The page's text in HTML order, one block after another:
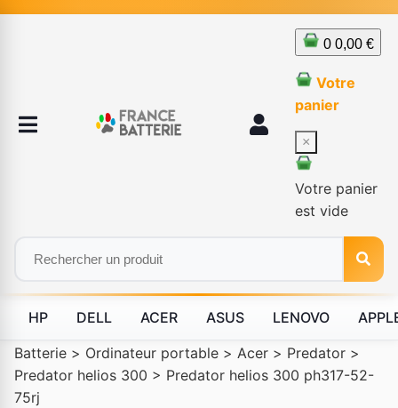
0 0,00 €
Votre
panier
×
Votre panier
est vide
HP DELL ACER ASUS LENOVO
Batterie > Ordinateur portable > Acer > Predator >
Predator helios 300 > Predator helios 300 ph317-52-
75rj